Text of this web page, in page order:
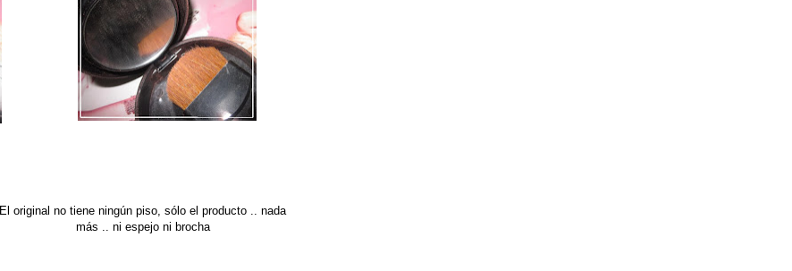
El original no tiene ningún piso, sólo el producto .. nada
más .. ni espejo ni brocha